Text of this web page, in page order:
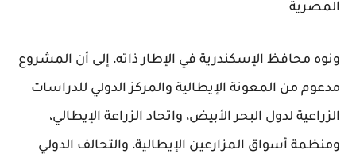
المصرية
ونوه محافظ الإسكندرية في الإطار ذاته، إلى أن المشروع
مدعوم من المعونة الإيطالية والمركز الدولي للدراسات
الزراعية لدول البحر الأبيض، واتحاد الزراعة الإيطالي،
ومنظمة أسواق المزارعين الإيطالية، والتحالف الدولي